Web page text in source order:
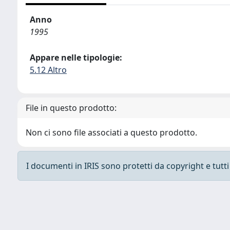
Anno
1995
Appare nelle tipologie:
5.12 Altro
File in questo prodotto:
Non ci sono file associati a questo prodotto.
I documenti in IRIS sono protetti da copyright e